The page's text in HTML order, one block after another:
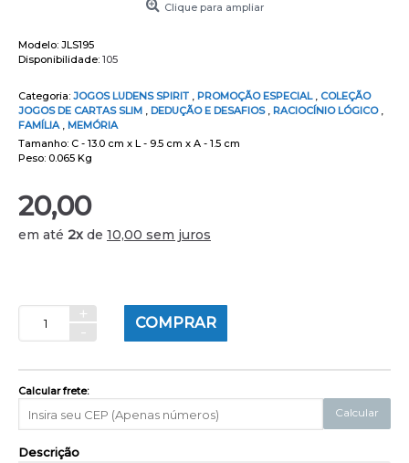
Clique para ampliar
Modelo: JLS195
Disponibilidade: 105
Categoria: JOGOS LUDENS SPIRIT , PROMOÇÃO ESPECIAL , COLEÇÃO
JOGOS DE CARTAS SLIM , DEDUÇÃO E DESAFIOS , RACIOCÍNIO LÓGICO ,
FAMÍLIA , MEMÓRIA
Tamanho: C - 13.0 cm x L - 9.5 cm x A - 1.5 cm
Peso: 0.065 Kg
20,00
em até 2x de 10,00 sem juros
+
-
COMPRAR
Calcular frete:
Calcular
Descrição